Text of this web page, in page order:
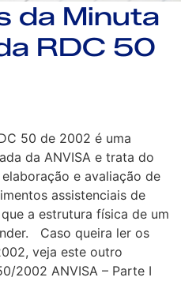
da Minuta
RDC 50
50 de 2002 é uma
da ANVISA e trata do
e avaliação de
assistenciais de
a estrutura física de um
Caso queira ler os
veja este outro
2002 ANVISA – Parte I